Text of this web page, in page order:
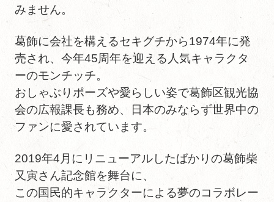
みません。
葛飾に会社を構えるセキグチから1974年に発
売され、今年45周年を迎える人気キャラクタ
ーのモンチッチ。
おしゃぶりポーズや愛らしい姿で葛飾区観光協
会の広報課長も務め、日本のみならず世界中の
ファンに愛されています。
2019年4月にリニューアルしたばかりの葛飾柴
又寅さん記念館を舞台に、
この国民的キャラクターによる夢のコラボレー